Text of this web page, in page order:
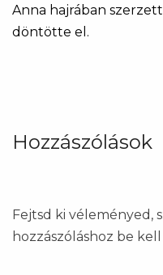
Anna hajrában
döntötte el.
Hozzászólások
Fejtsd ki véleményed,
hozzászóláshoz be kell